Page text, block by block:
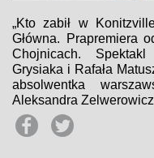
„Kto zabił w
Główna. Prapremiera
Chojnicach.
Grysiaka i Rafała
absolwentka
Aleksandra